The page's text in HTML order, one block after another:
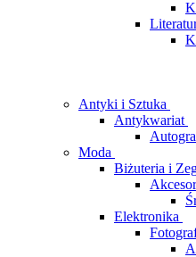
Antyki i Sztuka
Antykwariat
Moda
Biżuteria i
Elektronika